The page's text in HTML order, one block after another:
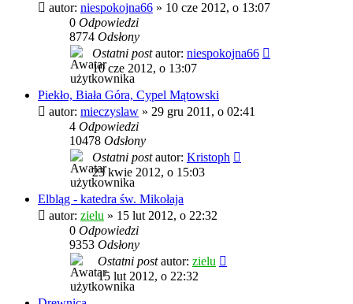
autor: niespokojna66 » 10 cze 2012, o 13:07
0 Odpowiedzi
8774 Odsłony
Ostatni postautor: niespokojna66
10 cze 2012, o 13:07
Piekło, Biała Góra, Cypel Mątowski
autor: mieczyslaw » 29 gru 2011, o 02:41
4 Odpowiedzi
10478 Odsłony
Ostatni postautor: Kristoph
23 kwie 2012, o 15:03
Elbląg - katedra św. Mikołaja
autor: zielu » 15 lut 2012, o 22:32
0 Odpowiedzi
9353 Odsłony
Ostatni postautor: zielu
15 lut 2012, o 22:32